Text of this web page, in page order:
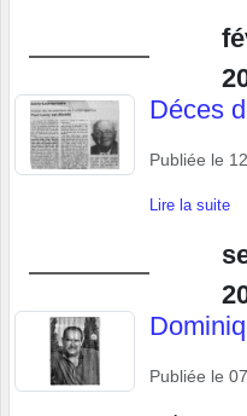
Déces
Publiée le
Lire la suite
Publiée le